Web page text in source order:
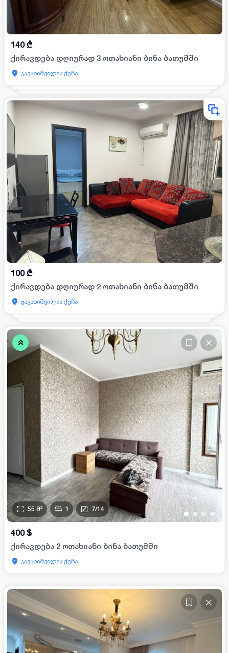
140 ₾
ქირავდება დღიურად 3 ოთახიანი ბინა ბათუმში
ჯავახიშვილის ქუჩა
100 ₾
ქირავდება დღიურად 2 ოთახიანი ბინა ბათუმში
ჯავახიშვილის ქუჩა
• • • •
55 მ² 1 7/14
400 $
ქირავდება 2 ოთახიანი ბინა ბათუმში
ჯავახიშვილის ქუჩა